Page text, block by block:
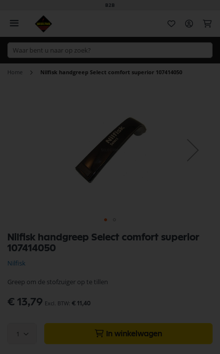
B2B
Home Nilfisk handgreep Select comfort superior 107414050
Nilfisk handgreep Select comfort superior
107414050
Nilfisk
Greep om de stofzuiger op te tillen
€ 13,79 € 11,40
1 In winkelwagen
naar
het
van
afbeeldingen-